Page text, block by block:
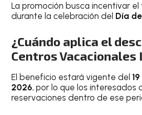
La promoción busca incentivar el
durante la celebración del Día
¿Cuándo aplica el
Centros Vacacionales
El beneficio estará vigente del
2026, por lo que los interesados
reservaciones dentro de ese